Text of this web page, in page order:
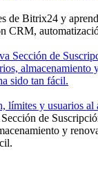
de Bitrix24 y
CRM,
límites y usuarios al
de
y